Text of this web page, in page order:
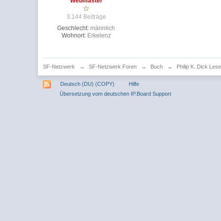
3.144 Beiträge
Geschlecht: männlich
Wohnort: Erkelenz
SF-Netzwerk → SF-Netzwerk Foren → Buch → Philip K. Dick
Deutsch (DU) (COPY)
Hilfe
Übersetzung vom deutschen IP.Board Support